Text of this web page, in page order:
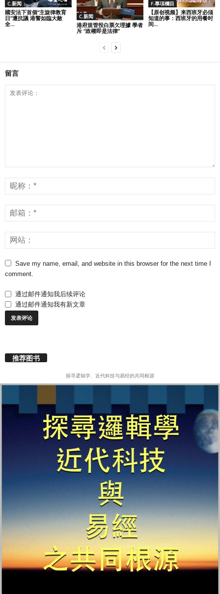
C.新闻
國安法下首個“主旋律教育
日”遭抗議 港警如臨大敵
全...
C.新闻
港府規管投白票欠理據 學者
斥 “政權即是法律”
F.專項欄目
【原创视频】来西班牙必须
知道的事：西班牙的用餐时
间...
留言
Save my name, email, and website in this browser for the next time I
comment.
通过邮件通知我后续评论
通过邮件通知我有新文章
推荐图书
探寻逻辑学、近代科技与易经的共同根源